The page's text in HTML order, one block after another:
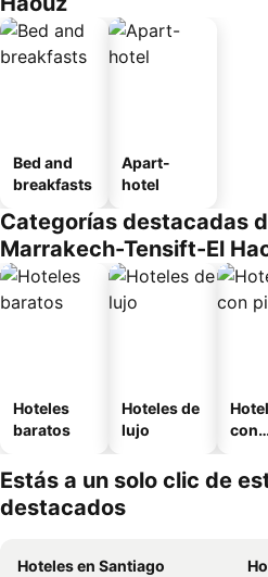
Bed and
breakfasts
Apart-
hotel
Categorías destacadas
Marrakech-Tensift-El
Hoteles
baratos
Hoteles de
lujo
con
Estás a un solo clic de
destacados
Hoteles en Santiago